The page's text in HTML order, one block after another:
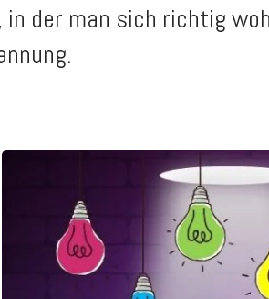
der man sich richtig